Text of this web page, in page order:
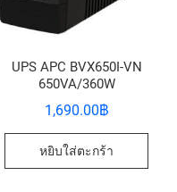
UPS APC BVX650I-VN
650VA/360W
1,690.00฿
หยิบใส่ตะกร้า